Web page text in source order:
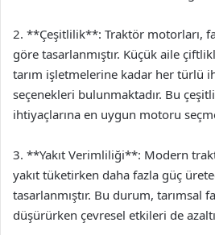
2. **Çeşitlilik**: Traktör motorları,
göre tasarlanmıştır. Küçük aile
tarım işletmelerine kadar her türlü
seçenekleri bulunmaktadır. Bu
ihtiyaçlarına en uygun motoru
3. **Yakıt Verimliliği**: Modern
yakıt tüketirken daha fazla güç
tasarlanmıştır. Bu durum, tarımsal
düşürürken çevresel etkileri de